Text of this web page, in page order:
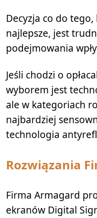
Decyzja co do
najlepsze, jest
podejmowania
Jeśli chodzi o
wyborem jest
ale w kategoriach
najbardziej
technologia
Rozwiązania
Firma Armagard
ekranów Digital